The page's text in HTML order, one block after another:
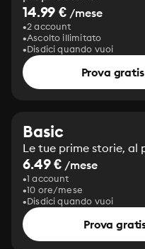
14.99 € /mese
2 account
Ascolto illimitato
Disdici quando vuoi
Prova
Basic
Le tue prime storie, al
6.49 € /mese
1 account
10 ore/mese
Disdici quando vuoi
Prova